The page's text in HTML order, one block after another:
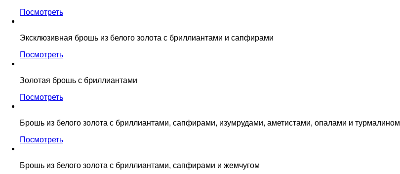
Посмотреть
Эксклюзивная брошь из белого золота с бриллиантами и сапфирами
Посмотреть
Золотая брошь с бриллиантами
Посмотреть
Брошь из белого золота с бриллиантами, сапфирами, изумрудами, аметистами, опалами и турмалином
Посмотреть
Брошь из белого золота с бриллиантами, сапфирами и жемчугом